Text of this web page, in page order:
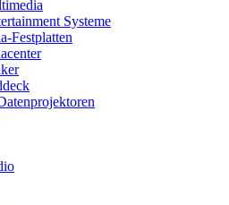
Systeme
Festplatten